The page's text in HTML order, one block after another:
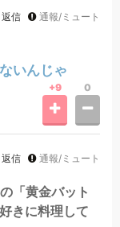
返信 通報/ミュート
いんじゃ
+9 0
返信 通報/ミュート
「黄金バット
きに料理して